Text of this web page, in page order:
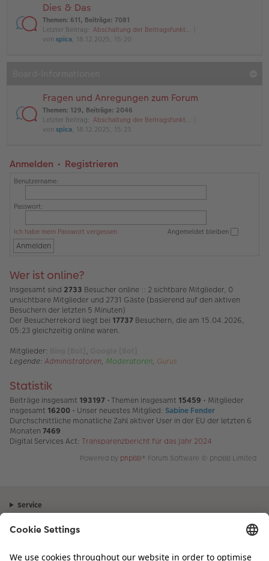
Dies & Das
Themen: 611, Beiträge: 7081
Letzter Beitrag: Abschaltung der Beitragsfunkt…
von spica, 18.12.2025, 15:20
Fragen und Anregungen zum Forum
Themen: 129, Beiträge: 2046
Letzter Beitrag: Abschaltung der Beitragsfunkt…
von spica, 18.12.2025, 15:23
Anmelden • Registrieren
Benutzername:
Passwort:
Ich habe mein Passwort vergessen Angemeldet bleiben
Wer ist online?
Insgesamt sind 2733 Besucher online :: 2 sichtbare Mitglieder, 0
unsichtbare Mitglieder und 2731 Gäste (basierend auf den aktiven
Besuchern der letzten 5 Minuten)
Der Besucherrekord liegt bei 17737 Besuchern, die am 15.04.2026,
05:23 gleichzeitig online waren.
Mitglieder:
,
Legende: Administratoren, Moderatoren, Gurus
Statistik
Beiträge insgesamt 193197 • Themen insgesamt 15459 • Mitglieder
insgesamt 16200 • Unser neuestes Mitglied: Sabine Fender
Durchschnittliche monatliche Zahl aktiver User in der EU der letzten 6
Monaten 7469
Digital Services Act: Transparenzbericht für das Jahr 2024
Powered by phpBB® Forum Software © phpBB Limited
Service